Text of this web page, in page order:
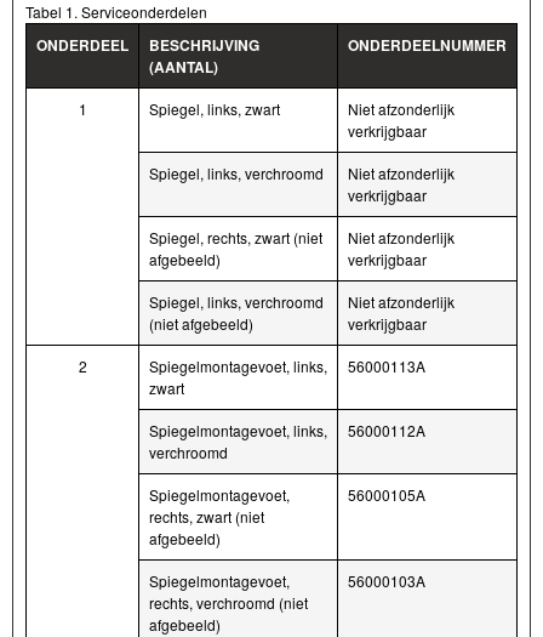
Tabel 1. Serviceonderdelen
ONDERDEEL
BESCHRIJVING
(AANTAL)
ONDERDEELNUMMER
1 Spiegel, links, zwart
Niet afzonderlijk
verkrijgbaar
Spiegel, links, verchroomd
Niet afzonderlijk
verkrijgbaar
Spiegel, rechts, zwart (niet
afgebeeld)
Niet afzonderlijk
verkrijgbaar
Spiegel, links, verchroomd
(niet afgebeeld)
Niet afzonderlijk
verkrijgbaar
2
Spiegelmontagevoet, links,
zwart
56000113A
Spiegelmontagevoet, links,
verchroomd
56000112A
Spiegelmontagevoet,
rechts, zwart (niet
afgebeeld)
56000105A
Spiegelmontagevoet,
rechts, verchroomd (niet
afgebeeld)
56000103A